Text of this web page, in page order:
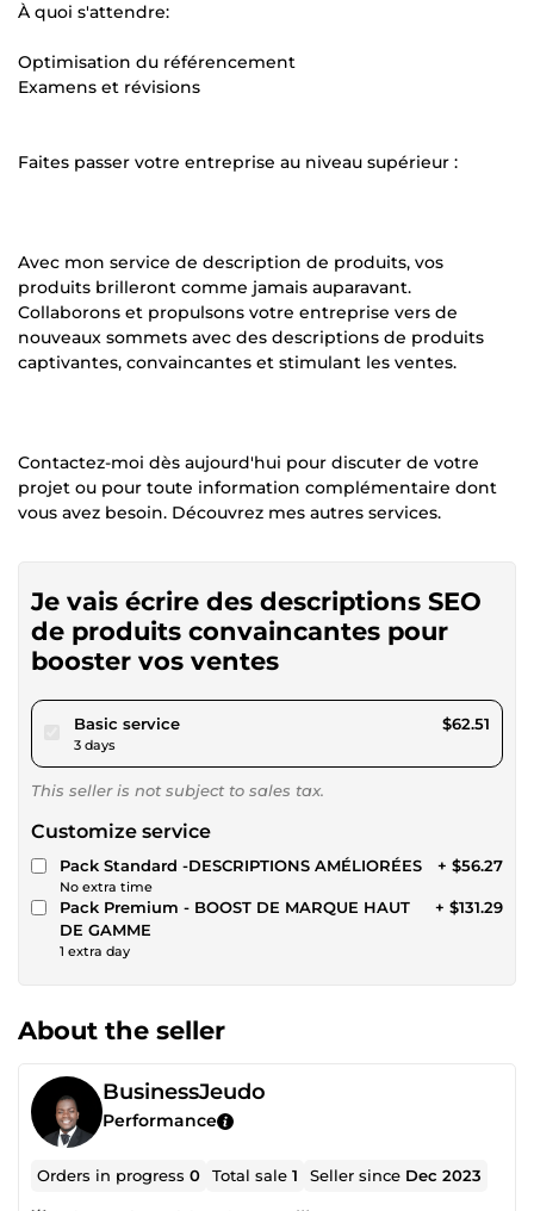
À quoi s'attendre:
Optimisation du référencement
Examens et révisions
Faites passer votre entreprise au niveau supérieur :
Avec mon service de description de produits, vos
produits brilleront comme jamais auparavant.
Collaborons et propulsons votre entreprise vers de
nouveaux sommets avec des descriptions de produits
captivantes, convaincantes et stimulant les ventes.
Contactez-moi dès aujourd'hui pour discuter de votre
projet ou pour toute information complémentaire dont
vous avez besoin. Découvrez mes autres services.
Je vais écrire des descriptions SEO
de produits convaincantes pour
booster vos ventes
Basic servicepour $57.62
3 days
$62.51
This seller is not subject to sales tax.
Customize service
Pack Standard -DESCRIPTIONS AMÉLIORÉES
No extra time
+ $56.27
Pack Premium - BOOST DE MARQUE HAUT
DE GAMME
1 extra day
+ $131.29
About the seller
BusinessJeudo
Performance
Orders in progress0 Total sale1 Seller since Dec 2023